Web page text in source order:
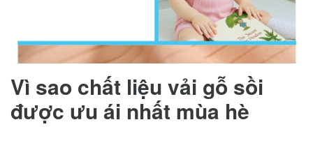
Vì sao chất liệu vải gỗ sồi
được ưu ái nhất mùa hè